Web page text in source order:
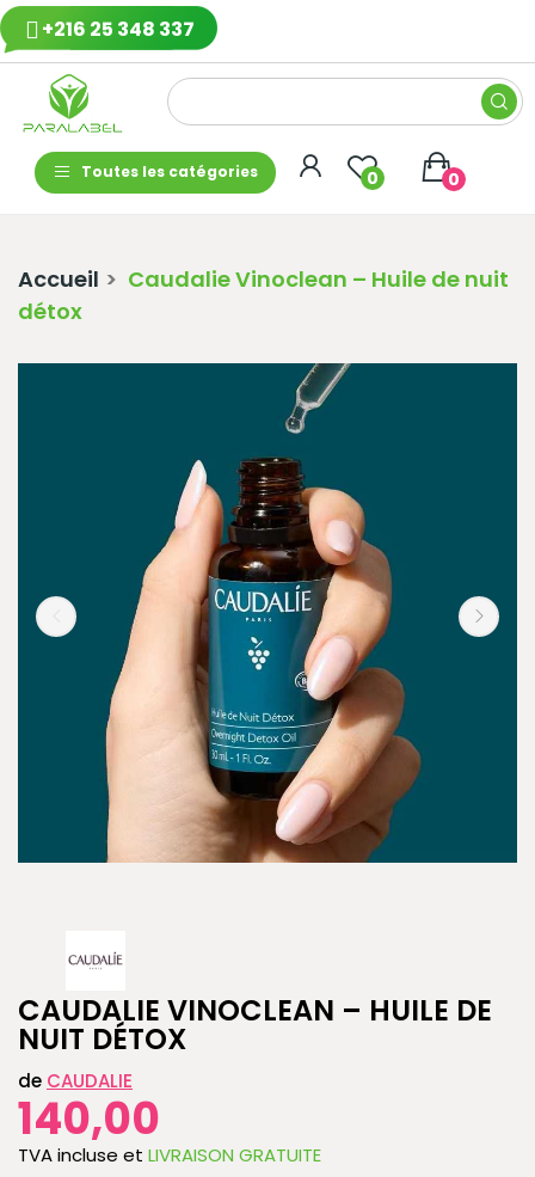
+216 25 348 337
Toutes les catégories 0 0
Accueil
Caudalie Vinoclean – Huile de nuit
détox
CAUDALIE VINOCLEAN – HUILE DE
NUIT DÉTOX
de CAUDALIE
140,00
TVA incluse et LIVRAISON GRATUITE